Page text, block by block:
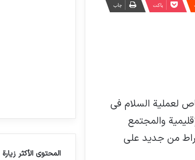
پاکت چاپ
لعملية السلام في
والمجتمع
من جديد على
المحتوى الأكثر زيارة